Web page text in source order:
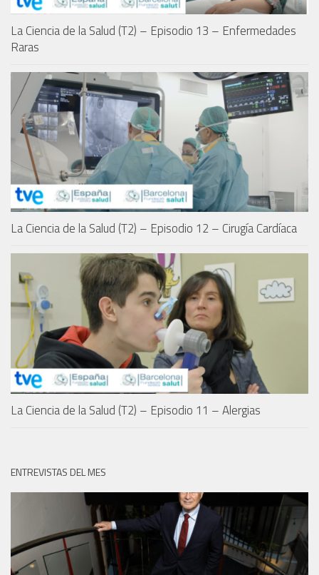
La Ciencia de la Salud (T2) – Episodio 13 – Enfermedades
Raras
La Ciencia de la Salud (T2) – Episodio 12 – Cirugía Cardíaca
La Ciencia de la Salud (T2) – Episodio 11 – Alergias
ENTREVISTAS DEL MES